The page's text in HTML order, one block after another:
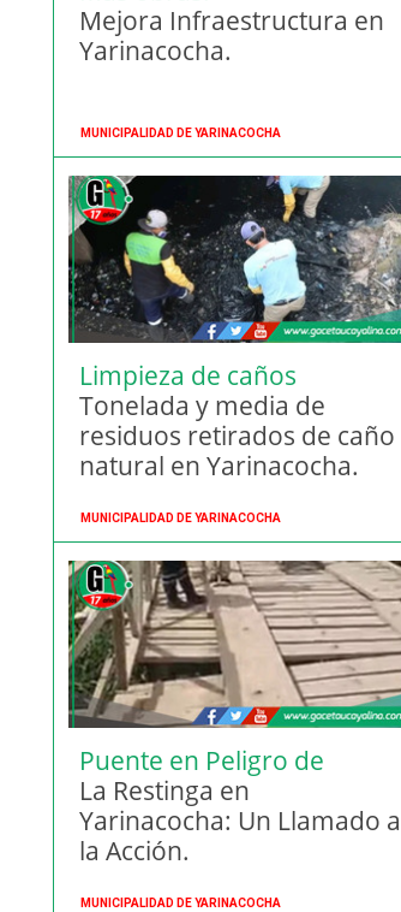
Mejora Infraestructura en
Yarinacocha.
MUNICIPALIDAD DE YARINACOCHA
Limpieza de caños
naturales.
Tonelada y media de
residuos retirados de caño
natural en Yarinacocha.
MUNICIPALIDAD DE YARINACOCHA
Puente en Peligro de
Colapso.
La Restinga en
Yarinacocha: Un Llamado a
la Acción.
MUNICIPALIDAD DE YARINACOCHA